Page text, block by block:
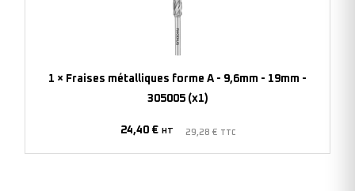
forme
-
1 × Fraises métalliques forme A - 9,6mm - 19mm -
305005 (x1)
24,40 € HT 29,28 € TTC